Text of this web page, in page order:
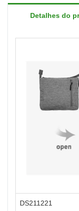
Detalhes do produto
DS211221